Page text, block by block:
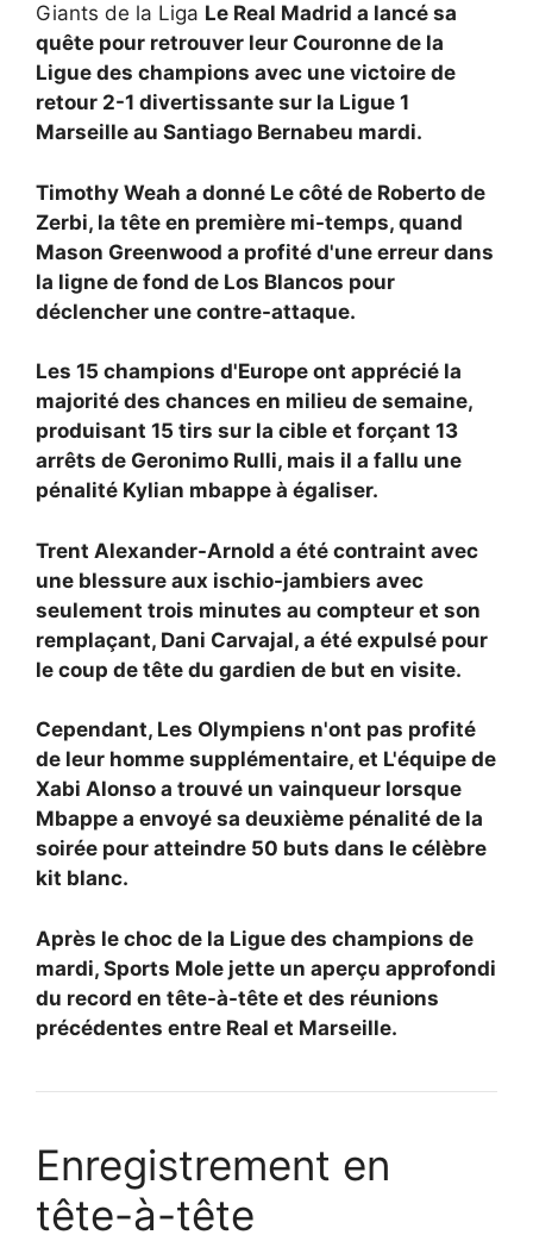
Giants de la Liga Le Real Madrid a lancé sa
quête pour retrouver leur Couronne de la
Ligue des champions avec une victoire de
retour 2-1 divertissante sur la Ligue 1
Marseille au Santiago Bernabeu mardi.
Timothy Weah a donné Le côté de Roberto de
Zerbi, la tête en première mi-temps, quand
Mason Greenwood a profité d'une erreur dans
la ligne de fond de Los Blancos pour
déclencher une contre-attaque.
Les 15 champions d'Europe ont apprécié la
majorité des chances en milieu de semaine,
produisant 15 tirs sur la cible et forçant 13
arrêts de Geronimo Rulli, mais il a fallu une
pénalité Kylian mbappe à égaliser.
Trent Alexander-Arnold a été contraint avec
une blessure aux ischio-jambiers avec
seulement trois minutes au compteur et son
remplaçant, Dani Carvajal, a été expulsé pour
le coup de tête du gardien de but en visite.
Cependant, Les Olympiens n'ont pas profité
de leur homme supplémentaire, et L'équipe de
Xabi Alonso a trouvé un vainqueur lorsque
Mbappe a envoyé sa deuxième pénalité de la
soirée pour atteindre 50 buts dans le célèbre
kit blanc.
Après le choc de la Ligue des champions de
mardi, Sports Mole jette un aperçu approfondi
du record en tête-à-tête et des réunions
précédentes entre Real et Marseille.
Enregistrement en
tête-à-tête